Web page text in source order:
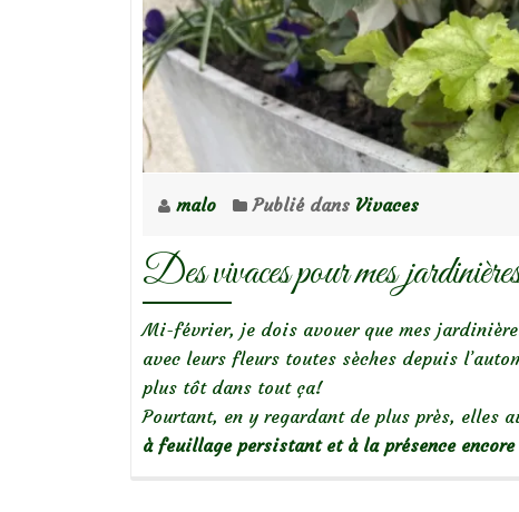
malo Publié dans Vivaces
Des vivaces pour mes
Mi-février, je dois avouer que mes
avec leurs fleurs toutes sèches depuis
plus tôt dans tout ça!
Pourtant, en y regardant de plus près, elles
à feuillage persistant et à la présence